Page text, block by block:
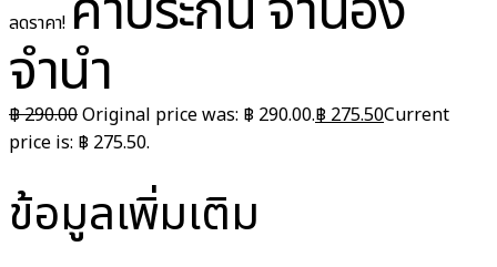
ลดราคา!
จำนำ
฿290.00Original price was: ฿ 290.00.฿ 275.50Current
price is: ฿ 275.50.
ข้อมูลเพิ่มเติม